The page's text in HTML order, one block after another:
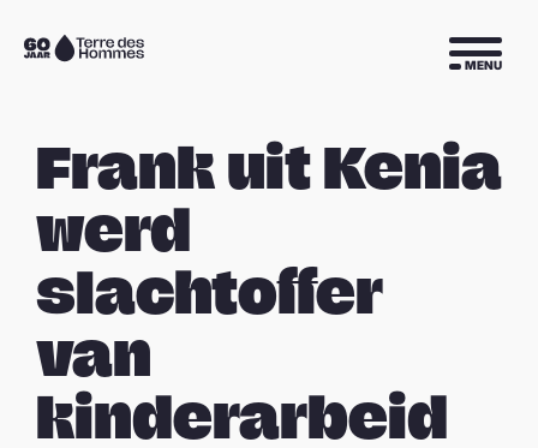
Sla navigatie over
Naar
MENU
Frank uit Kenia
werd
slachtoffer
van
kinderarbeid